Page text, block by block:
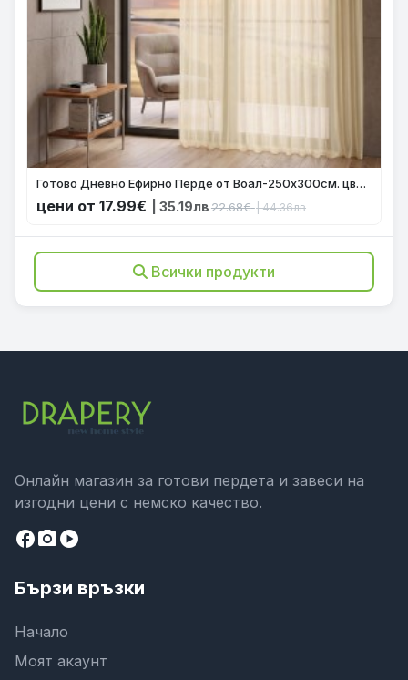
Готово Дневно Ефирно Перде от Воал-250х300см. цвят Крем с оловна нишка, за Релса или Тръбен Корниз код-610001
цени от 17.99€ | 35.19лв22.68€ | 44.36лв
Всички продукти
Онлайн магазин за готови пердета и завеси на
изгодни цени с немско качество.
facebookcamera_altplay_circle
Бързи връзки
Начало
Моят акаунт